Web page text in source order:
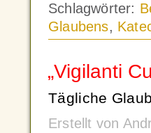
Schlagwörter:
Glaubens,
„Vigilanti
Tägliche
Erstellt von